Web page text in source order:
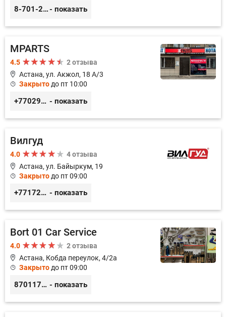
8-701-250-88-00- показать
MPARTS
4.5
2 отзыва
Астана, ул. Акжол, 18 А/3
Закрыто до пт 10:00
+77029352979 - показать
Вилгуд
4.0
4 отзыва
Астана, ул. Байыркум, 19
Закрыто до пт 09:00
+77172978380 - показать
Bort 01 Car Service
4.0
2 отзыва
Астана, Кобда переулок, 4/2а
Закрытодо пт 09:00
87011754444 - показать